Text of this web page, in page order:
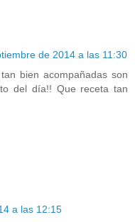
de 2014 a las 11:30
bien acompañadas son
del día!! Que receta tan
a las 12:15